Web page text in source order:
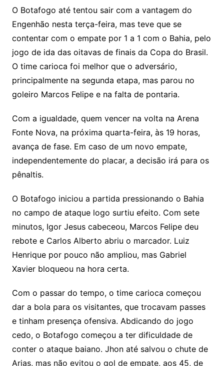
y
Li
n
k
s
A
p
p
gr
a
m
e
dI
n
l
gl
Cl
a
s
o
m
n
s
s
a
g
e
lo
o
k.
c
o
m
y
p
e
h
o
o
M
ai
l
e
a
d
s
ai
l
ar
e
O Botafogo até tentou sair com a vantagem do
Engenhão nesta terça-feira, mas teve que se
contentar com o empate por 1 a 1 com o Bahia, pelo
jogo de ida das oitavas de finais da Copa do Brasil.
O time carioca foi melhor que o adversário,
principalmente na segunda etapa, mas parou no
goleiro Marcos Felipe e na falta de pontaria.
Com a igualdade, quem vencer na volta na Arena
Fonte Nova, na próxima quarta-feira, às 19 horas,
avança de fase. Em caso de um novo empate,
independentemente do placar, a decisão irá para os
pênaltis.
O Botafogo iniciou a partida pressionando o Bahia
no campo de ataque logo surtiu efeito. Com sete
minutos, Igor Jesus cabeceou, Marcos Felipe deu
rebote e Carlos Alberto abriu o marcador. Luiz
Henrique por pouco não ampliou, mas Gabriel
Xavier bloqueou na hora certa.
Com o passar do tempo, o time carioca começou
dar a bola para os visitantes, que trocavam passes
e tinham presença ofensiva. Abdicando do jogo
cedo, o Botafogo começou a ter dificuldade de
conter o ataque baiano. Jhon até salvou o chute de
Arias, mas não evitou o gol de empate, aos 45, de